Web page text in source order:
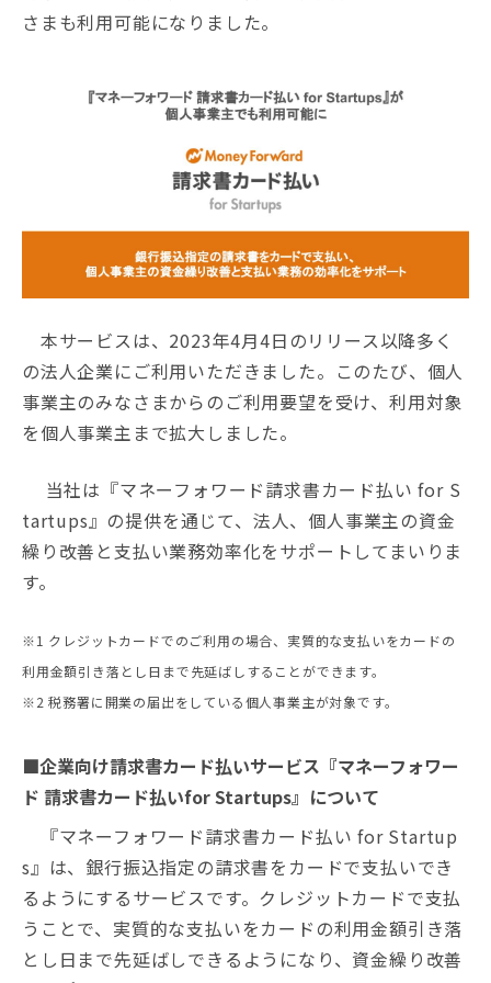
さまも利用可能になりました。
本サービスは、2023年4月4日のリリース以降多く
の法人企業にご利用いただきました。このたび、個人
事業主のみなさまからのご利用要望を受け、利用対象
を個人事業主まで拡大しました。
当社は『マネーフォワード請求書カード払い for S
tartups』の提供を通じて、法人、個人事業主の資金
繰り改善と支払い業務効率化をサポートしてまいりま
す。
※1 クレジットカードでのご利用の場合、実質的な支払いをカードの
利用金額引き落とし日まで先延ばしすることができます。
※2 税務署に開業の届出をしている個人事業主が対象です。
■企業向け請求書カード払いサービス『マネーフォワー
ド 請求書カード払いfor Startups』について
『マネーフォワード請求書カード払い for Startup
s』は、銀行振込指定の請求書をカードで支払いでき
るようにするサービスです。クレジットカードで支払
うことで、実質的な支払いをカードの利用金額引き落
とし日まで先延ばしできるようになり、資金繰り改善